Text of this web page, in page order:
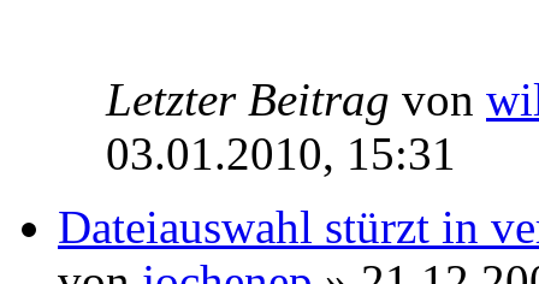
Letzter Beitrag von
03.01.2010, 15:31
Dateiauswahl stürzt in